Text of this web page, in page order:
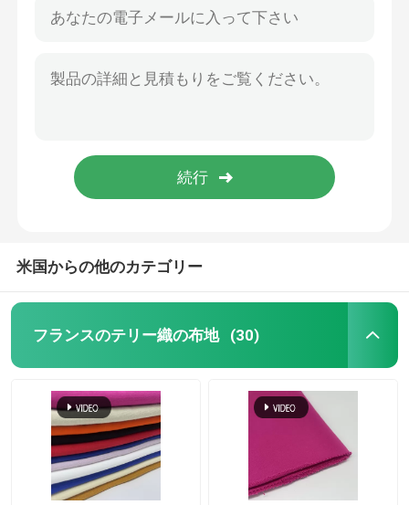
米国からの他のカテゴリー
フランスのテリー織の布地 (30)